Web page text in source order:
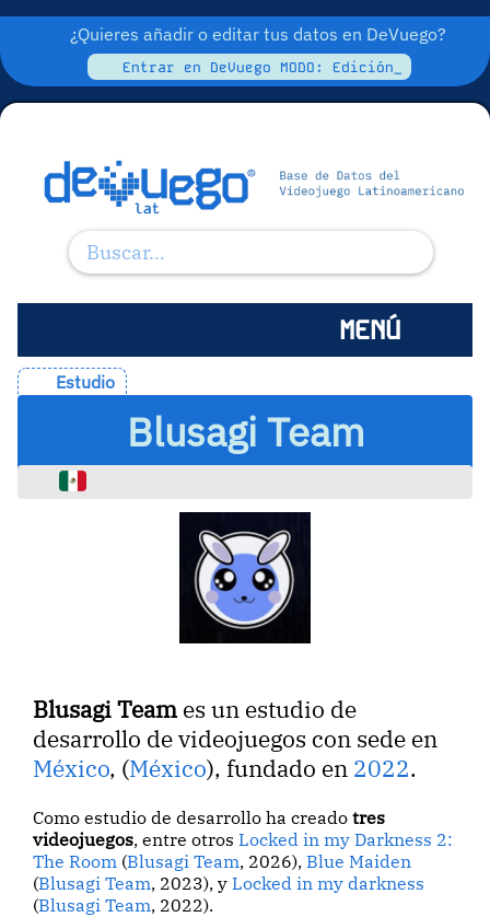
¿Quieres añadir o editar tus datos en DeVuego?
Entrar en DeVuego MODO: Edición_
MENÚ
Estudio
Blusagi Team
Blusagi Teames un estudio de
desarrollo de videojuegos con sede en
México, (México), fundado en 2022.
Como estudio de desarrollo ha creadotres
videojuegos, entre otrosLocked in my Darkness 2:
The Room (Blusagi Team, 2026),Blue Maiden
(Blusagi Team, 2023), yLocked in my darkness
(Blusagi Team, 2022).